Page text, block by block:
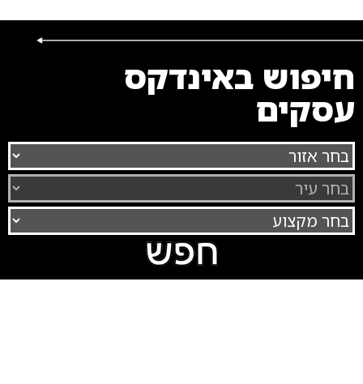
חיפוש באינדקס
עסקים